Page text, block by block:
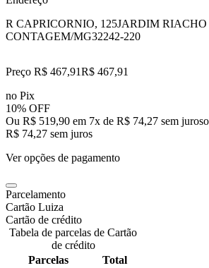
R CAPRICORNIO, 125JARDIM RIACHO
CONTAGEM/MG32242-220
Preço R$ 467,91R$ 467,91
no Pix
10% OFF
Ou R$ 519,90 em 7x de R$ 74,27 sem juros
R$ 74,27 sem juros
Ver opções de pagamento
Parcelamento
Cartão Luiza
Cartão de crédito
Tabela de parcelas de Cartão
de crédito
Parcelas
Total